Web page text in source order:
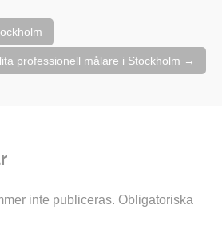
professionell målare i Stockholm →
inte publiceras. Obligatoriska